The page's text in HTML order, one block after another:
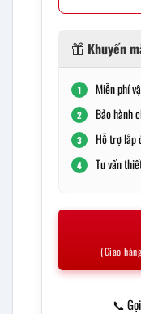
Khuyến
1 Miễn phí
2 Bảo hành
3 Hỗ trợ lắp
4 Tư vấn
(Giao
📞